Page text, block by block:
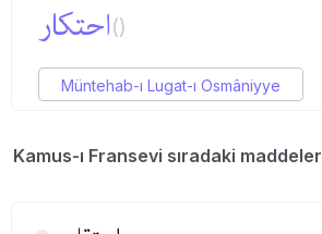
احتكار()
Müntehab-ı Lugat-ı Osmâniyye
Kamus-ı Fransevi sıradaki maddeler